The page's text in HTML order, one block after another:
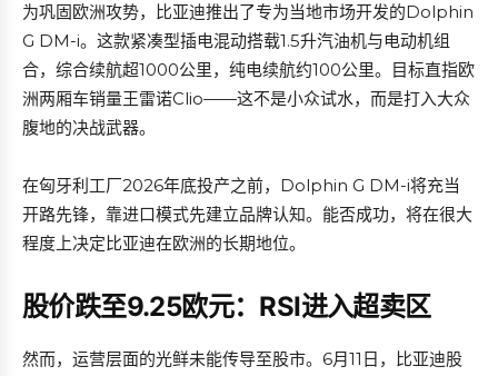
为巩固欧洲攻势，比亚迪推出了专为当地市场开发的Dolphin
G DM-i。这款紧凑型插电混动搭载1.5升汽油机与电动机组
合，综合续航超1000公里，纯电续航约100公里。目标直指欧
洲两厢车销量王雷诺Clio——这不是小众试水，而是打入大众
腹地的决战武器。
在匈牙利工厂2026年底投产之前，Dolphin G DM-i将充当
开路先锋，靠进口模式先建立品牌认知。能否成功，将在很大
程度上决定比亚迪在欧洲的长期地位。
股价跌至9.25欧元：RSI进入超卖区
然而，运营层面的光鲜未能传导至股市。6月11日，比亚迪股